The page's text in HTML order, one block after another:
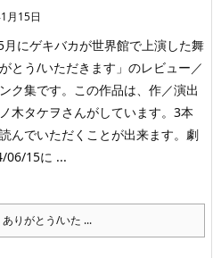
月15日
にゲキバカが世界館で上演した舞
とう/いただきます」のレビュー／
ク集です。この作品は、作／演出
木タケヲさんがしています。3本
んでいただくことが出来ます。劇
06/15に ...
ありがとう/いた ...